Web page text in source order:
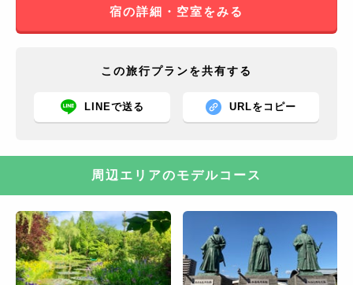
宿の詳細・空室をみる
この旅行プランを共有する
LINEで送る URLをコピー
周辺エリアのモデルコース